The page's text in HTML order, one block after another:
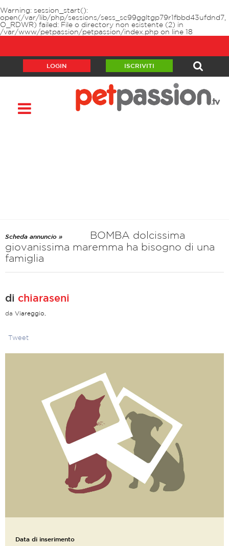
Warning: session_start():
open(/var/lib/php/sessions/sess_sc99ggltgp79r1fbbd43ufdnd7,
O_RDWR) failed: File o directory non esistente (2) in
/var/www/petpassion/petpassion/index.php on line 18
LOGIN ISCRIVITI
Scheda annuncio »
BOMBA dolcissima
giovanissima maremma ha bisogno di una
famiglia
di chiaraseni
da Viareggio,
Tweet
Data di inserimento